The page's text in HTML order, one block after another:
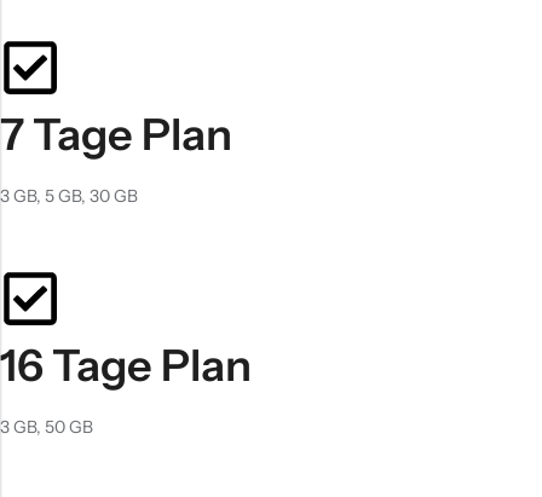
7 Tage Plan
3 GB, 5 GB, 30 GB
16 Tage Plan
3 GB, 50 GB